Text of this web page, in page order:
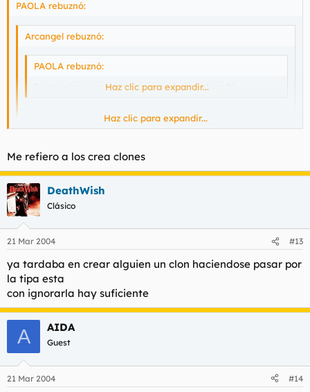
PAOLA rebuznó:
Arcangel rebuznó:
PAOLA rebuznó:
Te aburriras cuando veas q son indomables 8)
Haz clic para expandir...
Son gente con tiempo libre por lo que se ve, afortunados
Haz clic para expandir...
Me refiero a los crea clones
DeathWish
Clásico
21 Mar 2004 #13
ya tardaba en crear alguien un clon haciendose pasar por
la tipa esta
con ignorarla hay suficiente
A AIDA
Guest
21 Mar 2004 #14